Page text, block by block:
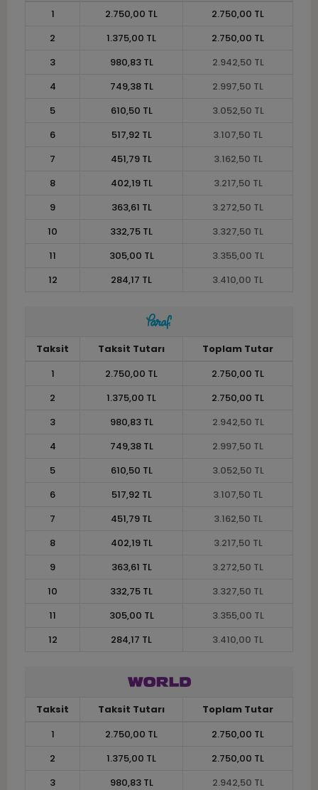
1 2.750,00 TL
2.750,00 TL
2
1.375,00 TL
2.750,00 TL
3
980,83 TL
2.942,50 TL
4
749,38 TL
2.997,50 TL
5
610,50 TL
3.052,50 TL
6
517,92 TL
3.107,50 TL
7
451,79 TL
3.162,50 TL
8
402,19 TL
3.217,50 TL
9
363,61 TL
3.272,50 TL
10
332,75 TL
3.327,50 TL
11
305,00 TL
3.355,00 TL
12
284,17 TL 3.410,00 TL
Taksit Taksit Tutarı
Toplam Tutar
1
2.750,00 TL
2.750,00 TL
2
1.375,00 TL
2.750,00 TL
3
980,83 TL
2.942,50 TL
4
749,38 TL
2.997,50 TL
5
610,50 TL
3.052,50 TL
6
517,92 TL
3.107,50 TL
7
451,79 TL
3.162,50 TL
8
402,19 TL
3.217,50 TL
9
363,61 TL
3.272,50 TL
10
332,75 TL
3.327,50 TL
11
305,00 TL
3.355,00 TL
12
284,17 TL 3.410,00 TL
Taksit Taksit Tutarı
Toplam Tutar
1
2.750,00 TL
2.750,00 TL
2
1.375,00 TL
2.750,00 TL
3
980,83 TL
2.942,50 TL